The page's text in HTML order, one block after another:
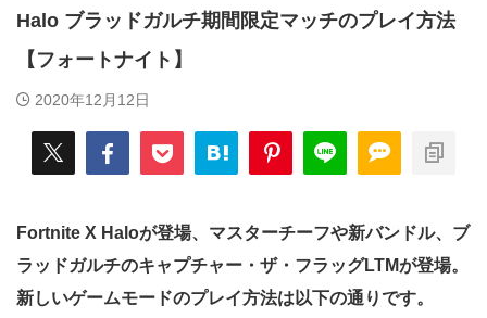
Halo ブラッドガルチ期間限定マッチのプレイ方法
【フォートナイト】
2020年12月12日
Fortnite X Haloが登場、マスターチーフや新バンドル、ブ
ラッドガルチのキャプチャー・ザ・フラッグLTMが登場。
新しいゲームモードのプレイ方法は以下の通りです。